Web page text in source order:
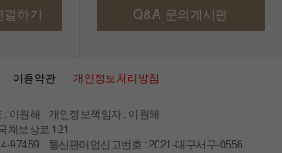
하기 Q&A 문의게시판
이용약관 개인정보처리방침
이원해 개인정보책임자 : 이원해
채보상로 121
97459 통신판매업신고번호 : 2021-대구서구-0556